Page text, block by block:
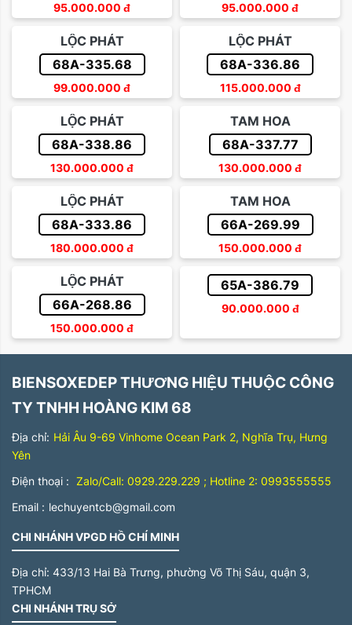
95.000.000 đ 95.000.000 đ
LỘC PHÁT
68A-335.68
99.000.000 đ
LỘC PHÁT
68A-336.86
115.000.000 đ
LỘC PHÁT
68A-338.86
130.000.000 đ
TAM HOA
68A-337.77
130.000.000 đ
LỘC PHÁT
68A-333.86
180.000.000 đ
TAM HOA
66A-269.99
150.000.000 đ
LỘC PHÁT
66A-268.86
150.000.000 đ
65A-386.79
90.000.000 đ
BIENSOXEDEP THƯƠNG HIỆU THUỘC CÔNG
TY TNHH HOÀNG KIM 68
Địa chỉ: Hải Âu 9-69 Vinhome Ocean Park 2, Nghĩa Trụ, Hưng
Yên
Điện thoại : Zalo/Call: 0929.229.229 ; Hotline 2: 0993555555
Email : lechuyentcb@gmail.com
CHI NHÁNH VPGD HỒ CHÍ MINH
Địa chỉ: 433/13 Hai Bà Trưng, phường Võ Thị Sáu, quận 3,
TPHCM
CHI NHÁNH TRỤ SỞ